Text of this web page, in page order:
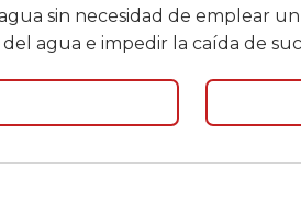
sin necesidad de emplear
agua e impedir la caída de